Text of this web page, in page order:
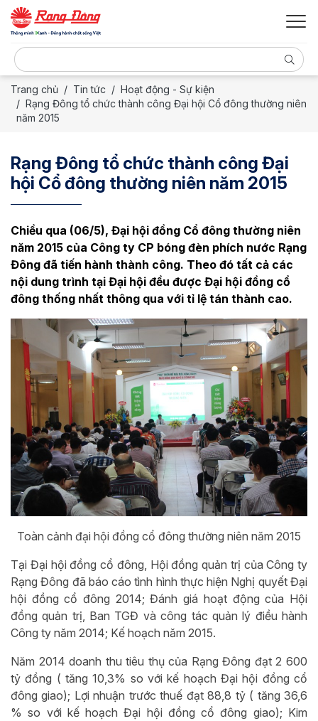
Trang chủ Tin tức
Hoạt động - Sự kiện
Rạng Đông tổ chức thành công Đại hội Cổ đông thường niên
năm 2015
Rạng Đông tổ chức thành công Đại
hội Cổ đông thường niên năm 2015
Chiều qua (06/5), Đại hội đồng Cổ đông thường niên
năm 2015 của Công ty CP bóng đèn phích nước Rạng
Đông đã tiến hành thành công. Theo đó tất cả các
nội dung trình tại Đại hội đều được Đại hội đồng cổ
đông thống nhất thông qua với tỉ lệ tán thành cao.
Toàn cảnh đại hội đồng cổ đông thường niên năm 2015
Tại Đại hội đồng cổ đông, Hội đồng quản trị của Công ty
Rạng Đông đã báo cáo tình hình thực hiện Nghị quyết Đại
hội đồng cổ đông 2014; Đánh giá hoạt động của Hội
đồng quản trị, Ban TGĐ và công tác quản lý điều hành
Công ty năm 2014; Kế hoạch năm 2015.
Năm 2014 doanh thu tiêu thụ của Rạng Đông đạt 2 600
tỷ đồng ( tăng 10,3% so với kế hoạch Đại hội đồng cổ
đông giao); Lợi nhuận trước thuế đạt 88,8 tỷ ( tăng 36,6
% so với kế hoạch Đại hội đồng cổ đông giao); Kim